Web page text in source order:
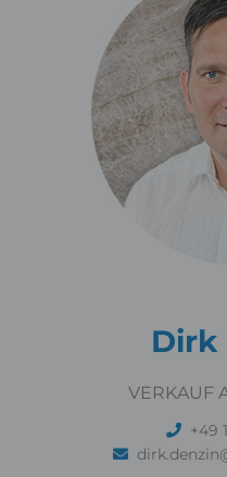
Dirk
VERKAUF
+49